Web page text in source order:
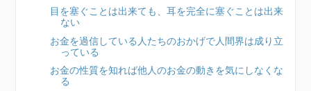
目を塞ぐことは出来ても、耳を完全に塞ぐことは出来
ない
お金を過信している人たちのおかげで人間界は成り立
っている
お金の性質を知れば他人のお金の動きを気にしなくな
る